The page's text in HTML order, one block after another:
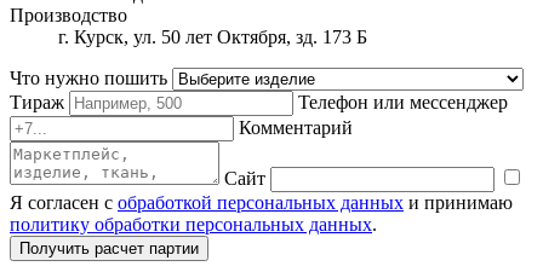
Производство
г. Курск, ул. 50 лет Октября, зд. 173 Б
Что нужно пошить
Тираж
Телефон или мессенджер
Комментарий
Сайт
Я согласен с обработкой персональных данных и принимаю
политику обработки персональных данных.
Получить расчет партии